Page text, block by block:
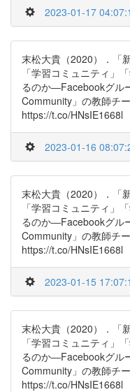
2023-01-17
末松大貴（2020）．「
「学習コミュニティ」
るのか―Facebookグル
Community」の教師チ
https://t.co/HNsIE1668l
2023-01-16
末松大貴（2020）．「
「学習コミュニティ」
るのか―Facebookグル
Community」の教師チ
https://t.co/HNsIE1668l
2023-01-15
末松大貴（2020）．「
「学習コミュニティ」
るのか―Facebookグル
Community」の教師チ
https://t.co/HNsIE1668l